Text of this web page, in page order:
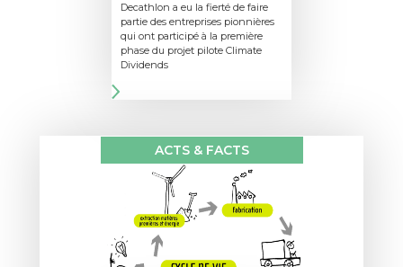
Decathlon a eu la fierté de faire
partie des entreprises pionnières
qui ont participé à la première
phase du projet pilote Climate
Dividends
ACTS & FACTS